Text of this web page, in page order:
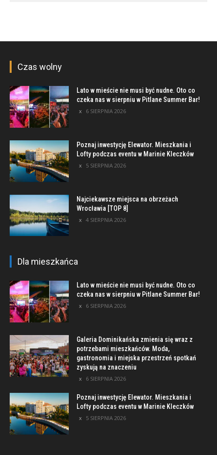
Czas wolny
Lato w mieście nie musi być nudne. Oto co
czeka nas w sierpniu w Pitlane Summer Bar!
6 SIERPNIA 2026
Poznaj inwestycję Elewator. Mieszkania i
Lofty podczas eventu w Marinie Kleczków
5 SIERPNIA 2026
Najciekawsze miejsca na obrzeżach
Wrocławia [TOP 8]
4 SIERPNIA 2026
Dla mieszkańca
Lato w mieście nie musi być nudne. Oto co
czeka nas w sierpniu w Pitlane Summer Bar!
6 SIERPNIA 2026
Galeria Dominikańska zmienia się wraz z
potrzebami mieszkańców. Moda,
gastronomia i miejska przestrzeń spotkań
zyskują na znaczeniu
6 SIERPNIA 2026
Poznaj inwestycję Elewator. Mieszkania i
Lofty podczas eventu w Marinie Kleczków
5 SIERPNIA 2026